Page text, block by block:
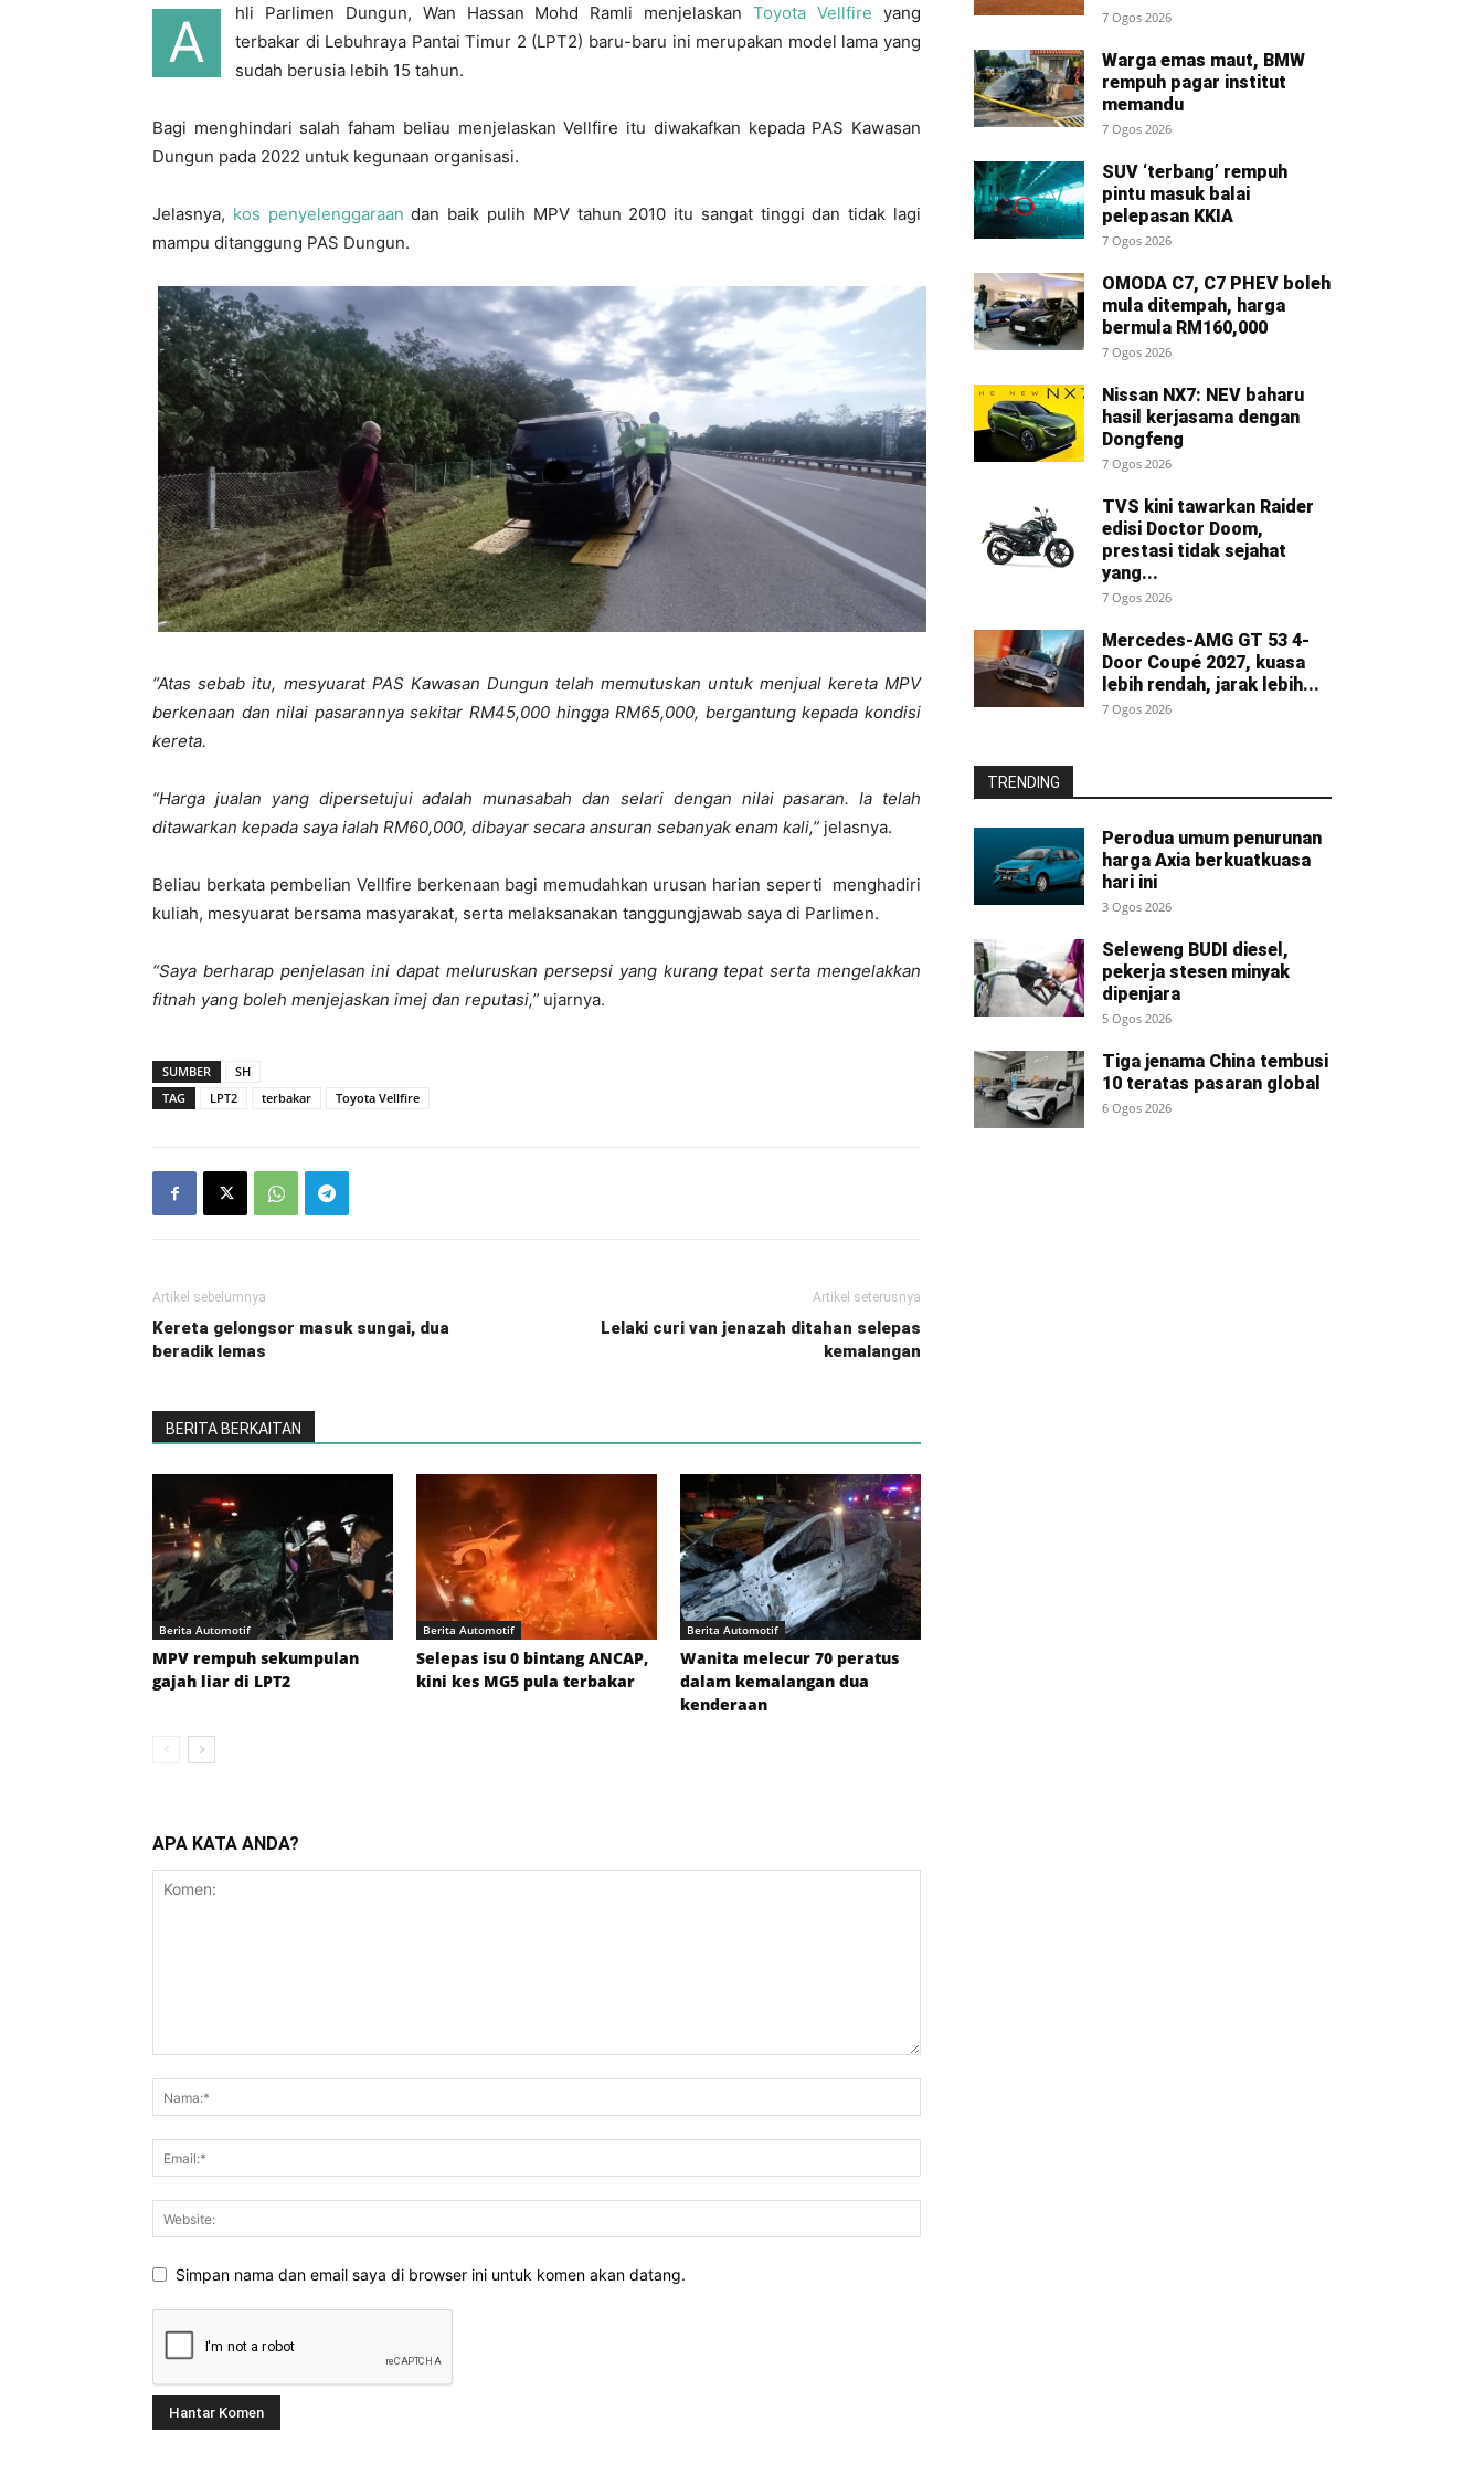
A hli Parlimen Dungun, Wan Hassan Mohd Ramli menjelaskanToyota Vellfire yang
terbakar di Lebuhraya Pantai Timur 2 (LPT2) baru-baru ini merupakan model lama yang
sudah berusia lebih 15 tahun.
Bagi menghindari salah faham beliau menjelaskan Vellfire itu diwakafkan kepada PAS Kawasan
Dungun pada 2022 untuk kegunaan organisasi.
Jelasnya, kos penyelenggaraan dan baik pulih MPV tahun 2010 itu sangat tinggi dan tidak lagi
mampu ditanggung PAS Dungun.
“Atas sebab itu, mesyuarat PAS Kawasan Dungun telah memutuskan untuk menjual kereta MPV
berkenaan dan nilai pasarannya sekitar RM45,000 hingga RM65,000, bergantung kepada kondisi
kereta.
“Harga jualan yang dipersetujui adalah munasabah dan selari dengan nilai pasaran. Ia telah
ditawarkan kepada saya ialah RM60,000, dibayar secara ansuran sebanyak enam kali,” jelasnya.
Beliau berkata pembelian Vellfire berkenaan bagi memudahkan urusan harian seperti menghadiri
kuliah, mesyuarat bersama masyarakat, serta melaksanakan tanggungjawab saya di Parlimen.
“Saya berharap penjelasan ini dapat meluruskan persepsi yang kurang tepat serta mengelakkan
fitnah yang boleh menjejaskan imej dan reputasi,” ujarnya.
SUMBER
SH
TAG
LPT2 terbakar Toyota Vellfire
Artikel sebelumnya
Kereta gelongsor masuk sungai, dua
beradik lemas
Artikel seterusnya
Lelaki curi van jenazah ditahan selepas
kemalangan
BERITA BERKAITAN
Berita Automotif
MPV rempuh sekumpulan
gajah liar di LPT2
Berita Automotif
Selepas isu 0 bintang ANCAP,
kini kes MG5 pula terbakar
Berita Automotif
Wanita melecur 70 peratus
dalam kemalangan dua
kenderaan
APA KATA ANDA?
Simpan nama dan email saya di browser ini untuk komen akan datang.
7 Ogos 2026
Warga emas maut, BMW
rempuh pagar institut
memandu
7 Ogos 2026
SUV ‘terbang’ rempuh
pintu masuk balai
pelepasan KKIA
7 Ogos 2026
OMODA C7, C7 PHEV boleh
mula ditempah, harga
bermula RM160,000
7 Ogos 2026
Nissan NX7: NEV baharu
hasil kerjasama dengan
Dongfeng
7 Ogos 2026
TVS kini tawarkan Raider
edisi Doctor Doom,
prestasi tidak sejahat
yang...
7 Ogos 2026
Mercedes-AMG GT 53 4-
Door Coupé 2027, kuasa
lebih rendah, jarak lebih...
7 Ogos 2026
TRENDING
Perodua umum penurunan
harga Axia berkuatkuasa
hari ini
3 Ogos 2026
Seleweng BUDI diesel,
pekerja stesen minyak
dipenjara
5 Ogos 2026
Tiga jenama China tembusi
10 teratas pasaran global
6 Ogos 2026